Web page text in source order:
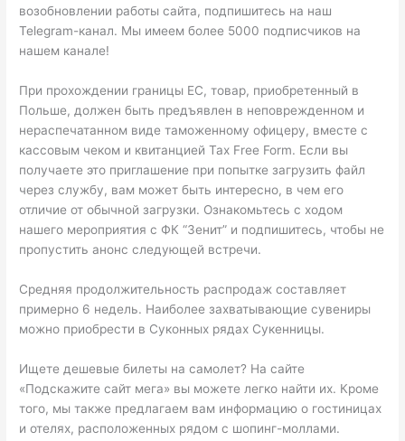
возобновлении работы сайта, подпишитесь на наш
Telegram-канал. Мы имеем более 5000 подписчиков на
нашем канале!
При прохождении границы ЕС, товар, приобретенный в
Польше, должен быть предъявлен в неповрежденном и
нераспечатанном виде таможенному офицеру, вместе с
кассовым чеком и квитанцией Tax Free Form. Если вы
получаете это приглашение при попытке загрузить файл
через службу, вам может быть интересно, в чем его
отличие от обычной загрузки. Ознакомьтесь с ходом
нашего мероприятия с ФК “Зенит” и подпишитесь, чтобы не
пропустить анонс следующей встречи.
Средняя продолжительность распродаж составляет
примерно 6 недель. Наиболее захватывающие сувениры
можно приобрести в Суконных рядах Сукенницы.
Ищете дешевые билеты на самолет? На сайте
«Подскажите сайт мега» вы можете легко найти их. Кроме
того, мы также предлагаем вам информацию о гостиницах
и отелях, расположенных рядом с шопинг-моллами.